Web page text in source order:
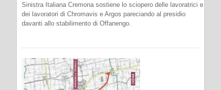
Sinistra Italiana Cremona sostiene lo sciopero delle lavoratrici e
dei lavoratori di Chromavis e Argos pareciando al presidio
davanti allo stabilimento di Offanengo.